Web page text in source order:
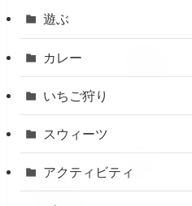
遊ぶ
カレー
いちご狩り
スウィーツ
アクティビティ